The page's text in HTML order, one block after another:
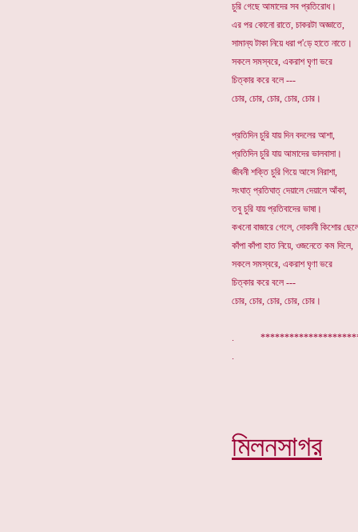
চুরি গেছে আমাদের সব প্রতিরোধ।
এর পর কোনো রাতে, চাকরটা অজ্ঞাতে,
সামান্য টাকা নিয়ে ধরা প'ড়ে হাতে নাতে।
সকলে সমস্বরে, একরাশ ঘৃণা ভরে
চিত্কার করে বলে ---
চোর, চোর, চোর, চোর, চোর।
প্রতিদিন চুরি যায় দিন বদলের আশা,
প্রতিদিন চুরি যায় আমাদের ভালবাসা।
জীবনী শক্তি চুরি গিয়ে আসে নিরাশা,
সংঘাত্ প্রতিঘাত্ দেয়ালে দেয়ালে আঁকা,
তবু চুরি যায় প্রতিবাদের ভাষা।
কখনো বাজারে গেলে, দোকানী কিশোর
কাঁপা কাঁপা হাত নিয়ে, ওজনেতে কম দিলে,
সকলে সমস্বরে, একরাশ ঘৃণা ভরে
চিত্কার করে বলে ---
চোর, চোর, চোর, চোর, চোর।
.
মিলনসাগর